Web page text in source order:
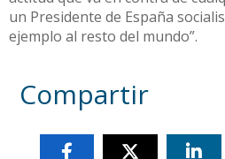
un Presidente de España
ejemplo al resto del mundo”.
Compartir